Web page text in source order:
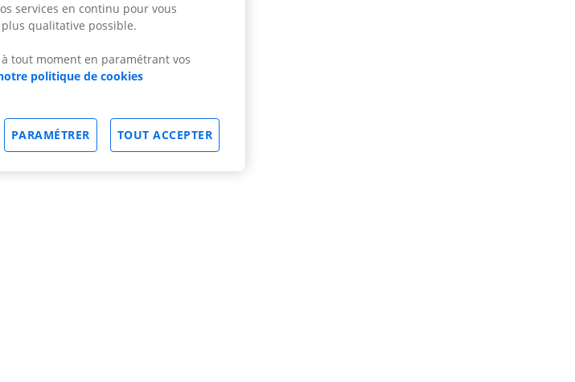
services en continu pour vous
qualitative possible.
tout moment en paramétrant vos
politique de cookies
TOUT ACCEPTER
PARAMÉTRER